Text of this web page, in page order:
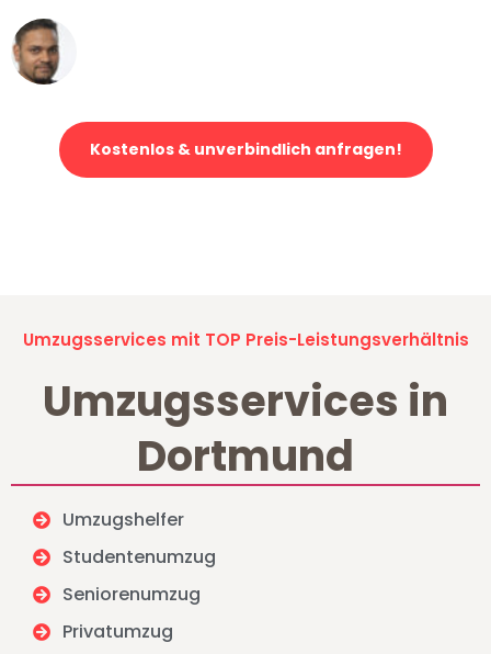
Kostenlos & unverbindlich anfragen!
Umzugsservices mit TOP Preis-Leistungsverhältnis
Umzugsservices in
Dortmund
Umzugshelfer
Studentenumzug
Seniorenumzug
Privatumzug